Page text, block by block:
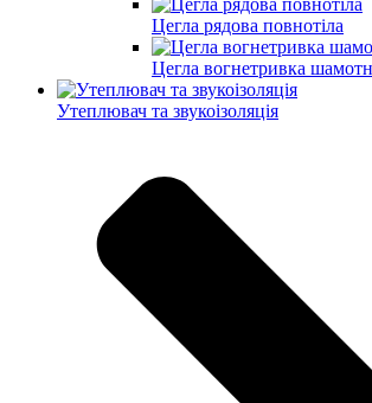
Цегла рядова повнотіла
Цегла вогнетривка
Утеплювач та звукоізоляція